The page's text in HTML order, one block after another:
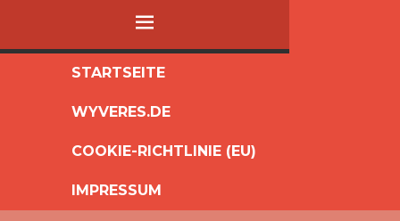
MENÜ
SPRINGEN
STARTSEITE
WYVERES.DE
COOKIE-RICHTLINIE (EU)
IMPRESSUM